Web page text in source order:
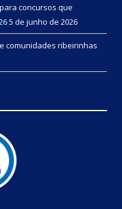
concursos que
5 de junho de 2026
comunidades ribeirinhas